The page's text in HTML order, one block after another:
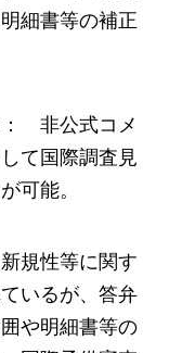
細書等の補正
： 非公式コメ
て国際調査見
可能。
規性等に関す
いるが、答弁
や明細書等の